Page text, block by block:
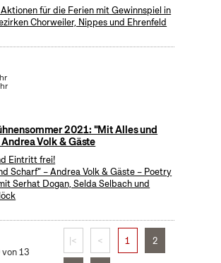
für die Ferien mit Gewinnspiel in
Chorweiler, Nippes und Ehrenfeld
2021: "Mit Alles und
Volk & Gäste
Eintritt frei!
Scharf“ – Andrea Volk & Gäste – Poetry
Serhat Dogan, Selda Selbach und
13
|< < 1 2